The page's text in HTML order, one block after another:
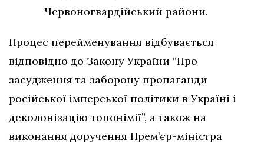
Червоногвардійський райони.
Процес перейменування відбувається
відповідно до Закону України “Про
засудження та заборону пропаганди
російської імперської політики в Україні і
деколонізацію топонімії”, а також на
виконання доручення Прем’єр-міністра